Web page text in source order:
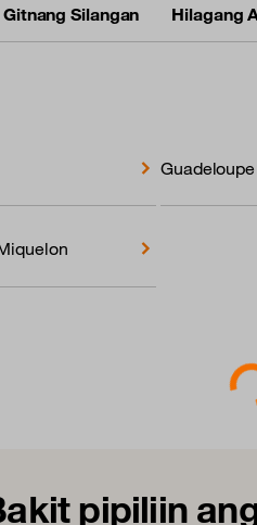
Gitnang Silangan Hilagang
Guadeloupe
pipiliin